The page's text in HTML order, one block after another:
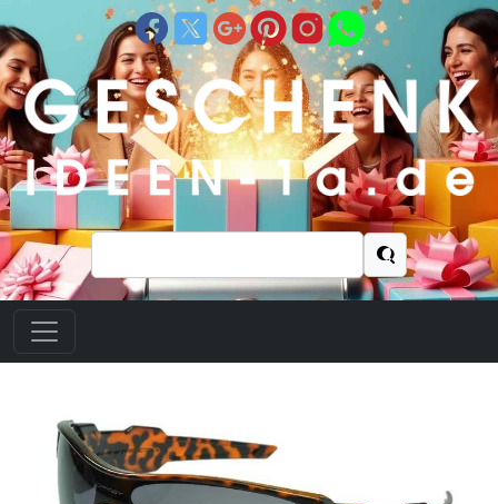
Suchen
nach: